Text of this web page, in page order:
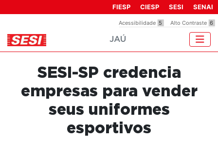
inclui
um
acessibilidade.
Acessibilidade 5 Alto Contraste 6
FIESP CIESP SESI SENAI
JAÚ
SESI-SP credencia
empresas para vender
seus uniformes
esportivos